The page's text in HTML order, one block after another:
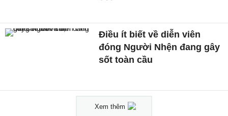
Điều ít biết về diễn viên
đóng Người Nhện đang gây
sốt toàn cầu
Xem thêm